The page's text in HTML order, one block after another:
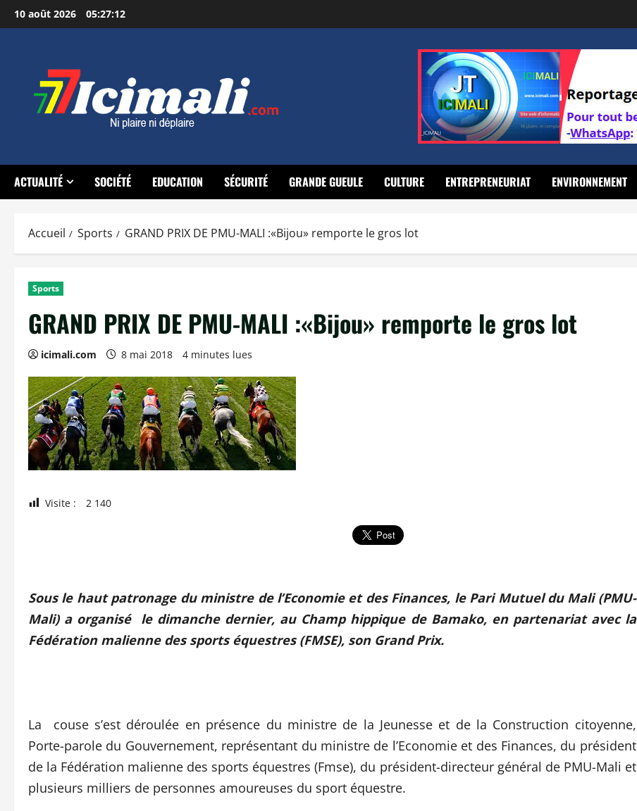
Aller
au
10 août 2026 05:27:13
ACTUALITÉ SOCIÉTÉ EDUCATION SÉCURITÉ GRANDE GUEULE CULTURE ENTREPRENEURIAT ENVIRONNEMENT
Accueil Sports GRAND PRIX DE PMU-MALI :«Bijou» remporte le gros lot
Sports
GRAND PRIX DE PMU-MALI :«Bijou» remporte le gros lot
icimali.com 8 mai 2018 4 minutes lues
Visite : 2 140
Sous le haut patronage du ministre de l’Economie et des Finances, le Pari Mutuel du Mali (PMU-
Mali) a organisé le dimanche dernier, au Champ hippique de Bamako, en partenariat avec la
Fédération malienne des sports équestres (FMSE), son Grand Prix.
La couse s’est déroulée en présence du ministre de la Jeunesse et de la Construction citoyenne,
Porte-parole du Gouvernement, représentant du ministre de l’Economie et des Finances, du président
de la Fédération malienne des sports équestres (Fmse), du président-directeur général de PMU-Mali et
plusieurs milliers de personnes amoureuses du sport équestre.